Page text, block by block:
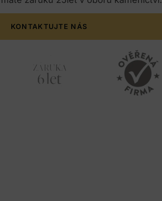
KONTAKTUJTE NÁS